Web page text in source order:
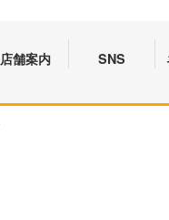
店舗案内 SNS